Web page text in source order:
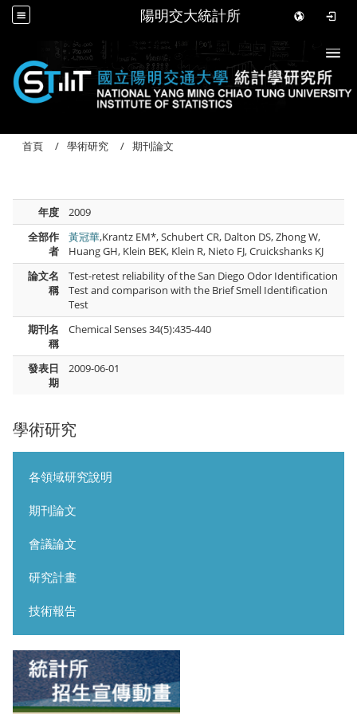
陽明交大統計所
學術研究
各領域研究說明
期刊論文
會議論文
研究計畫
技術報告
首頁 學術研究 期刊論文
年度
2009
全部作
者
黃冠華,Krantz EM*, Schubert CR, Dalton DS, Zhong W,
Huang GH, Klein BEK, Klein R, Nieto FJ, Cruickshanks KJ
論文名
稱
Test-retest reliability of the San Diego Odor Identification
Test and comparison with the Brief Smell Identification
Test
期刊名
稱
Chemical Senses 34(5):435-440
發表日
期
2009-06-01